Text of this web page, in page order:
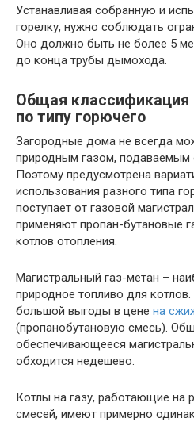
Устанавливая собранную и
горелку, нужно соблюдать
Оно должно быть не более 5
до конца трубы дымохода.
Общая классификация
по типу горючего
Загородные дома не всегда
природным газом, подаваемым
Поэтому предусмотрена
использования разного типа
поступает от газовой
применяют пропан-бутановые
котлов отопления.
Магистральный газ-метан –
природное топливо для
большой выгоды в цене на
(пропанобутановую смесь).
обеспечивающееся
обходится недешево.
Котлы на газу, работающие на
смесей, имеют примерно